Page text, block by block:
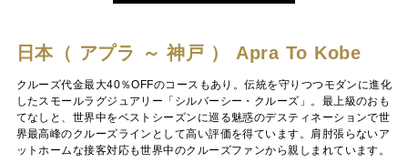
日本（ アプラ ～ 神戸 ） Apra To Kobe
クルーズ代金最大40％OFFのコースもあり。伝統を守りつつモダンに進化
したスモールラグジュアリー「シルバーシー・クルーズ」。最上級のおも
てなしと、世界中をベストシーズンに巡る魅惑のデスティネーションで世
界最高峰のクルーズラインとして高い評価を得ています。肩肘張らないア
ットホームな接客対応も世界中のクルーズファンから親しまれています。